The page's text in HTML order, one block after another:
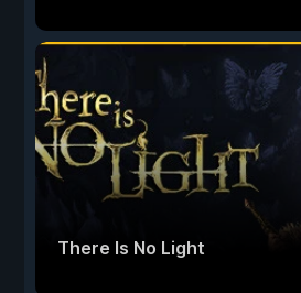
There Is No Light